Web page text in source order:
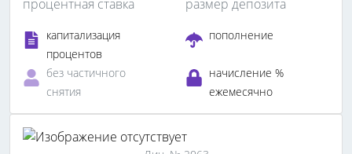
процентная ставка размер депозита
капитализация
процентов
пополнение
без частичного
снятия
начисление %
ежемесячно